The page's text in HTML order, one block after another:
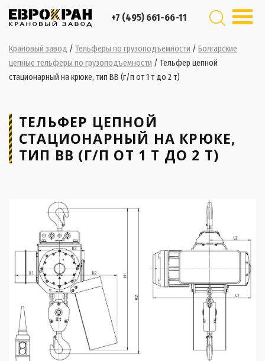
+7 (495) 661-66-11
Крановый завод / Тельферы по грузоподъемности / Болгарские
цепные тельферы по грузоподъемности / Тельфер цепной
стационарный на крюке, тип ВВ (г/п от 1 т до 2 т)
ТЕЛЬФЕР ЦЕПНОЙ
СТАЦИОНАРНЫЙ НА КРЮКЕ,
ТИП ВВ (Г/П ОТ 1 Т ДО 2 Т)